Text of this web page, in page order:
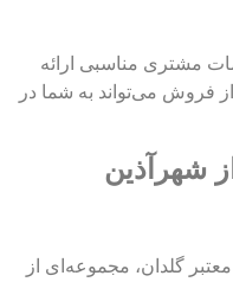
مشتری مناسبی ارائه
فروش می‌تواند به شما در
شهرآذین
گلدان، مجموعه‌ای از